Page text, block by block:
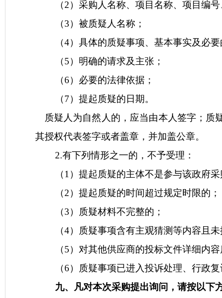
（2）采购人名称、项目名称、项目编
（3）被质疑人名称；
（4）具体的质疑事项、基本事实及必
（5）明确的请求及主张；
（6）必要的法律依据；
（7）提起质疑的日期。
质疑人为自然人的，应当由本人签字；质
其授权代表签字或者盖章，并加盖公章。
2.有下列情形之一的，不予受理：
（1）提起质疑的主体不是参与该政府
（2）提起质疑的时间超过规定时限的；
（3）质疑材料不完整的；
（4）质疑事项含有主观猜测等内容且
（5）对其他供应商的投标文件详细内
（6）质疑事项已进入投诉处理、行政
九、凡对本次采购提出询问，请按以下